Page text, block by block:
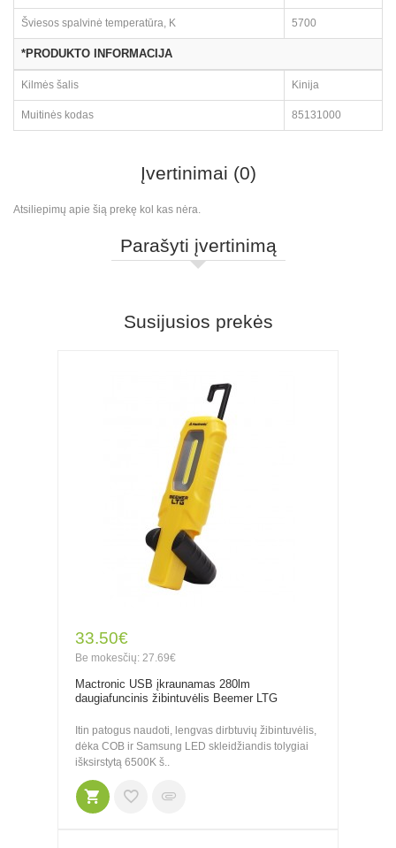
Šviesos spalvinė temperatūra, K 5700
*PRODUKTO INFORMACIJA
Kilmės šalis Kinija
Muitinės kodas 85131000
Įvertinimai (0)
Atsiliepimų apie šią prekę kol kas nėra.
Parašyti įvertinimą
Susijusios prekės
33.50€
Be mokesčių: 27.69€
Mactronic USB įkraunamas 280lm
daugiafuncinis žibintuvėlis Beemer LTG
Itin patogus naudoti, lengvas dirbtuvių žibintuvėlis,
dėka COB ir Samsung LED skleidžiandis tolygiai
išksirstytą 6500K š..